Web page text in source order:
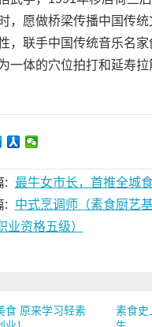
，愿做桥梁传播中国传
，联手中国传统音乐名
一体的穴位拍打和延寿拉
: 最牛女市长，首推全城
:
中式烹调师（素食厨艺
业资格五级）
食 原来学习轻素
素食史